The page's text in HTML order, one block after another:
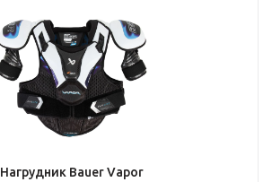
Нагрудник Bauer Vapor